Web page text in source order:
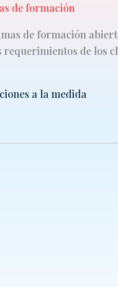
de formación
de formación
requerimientos de los
a la medida